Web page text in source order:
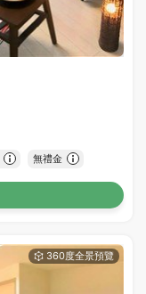
無禮金